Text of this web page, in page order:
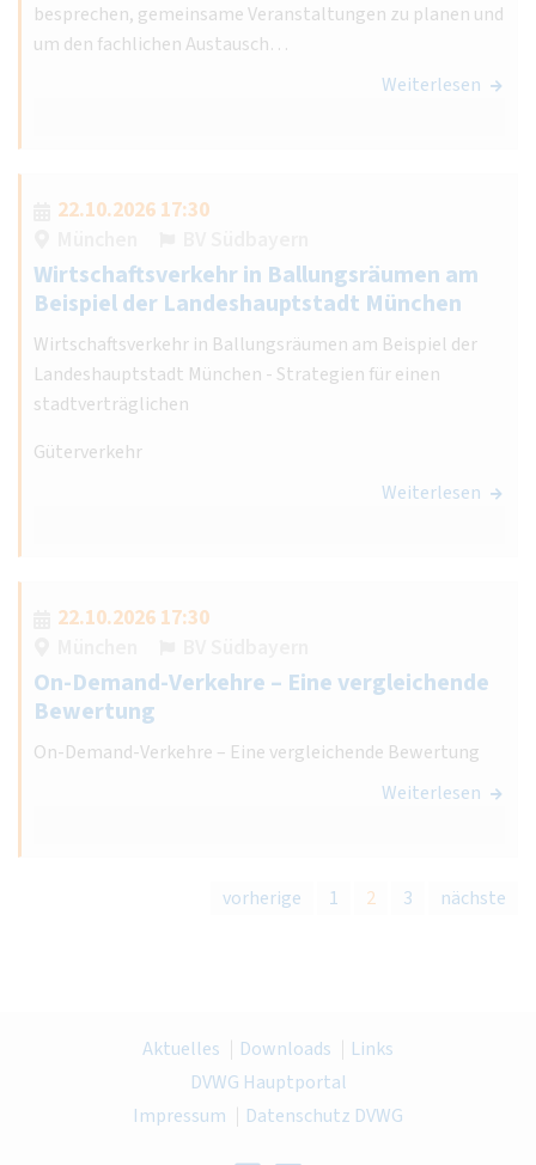
besprechen, gemeinsame Veranstaltungen zu planen und
um den fachlichen Austausch…
Weiterlesen
22.10.2026 17:30
Wirtschaftsverkehr in Ballungsräumen am
Beispiel der Landeshauptstadt München
Wirtschaftsverkehr in Ballungsräumen am Beispiel der
Landeshauptstadt München - Strategien für einen
stadtverträglichen
Güterverkehr
Weiterlesen
22.10.2026 17:30
On-Demand-Verkehre – Eine vergleichende
Bewertung
On-Demand-Verkehre – Eine vergleichende Bewertung
Weiterlesen
vorherige 1 2 3 nächste
Aktuelles Downloads
Links
DVWG Hauptportal
Impressum
Datenschutz DVWG